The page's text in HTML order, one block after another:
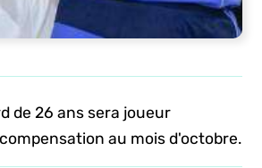
de 26 ans sera joueur
au mois d'octobre.